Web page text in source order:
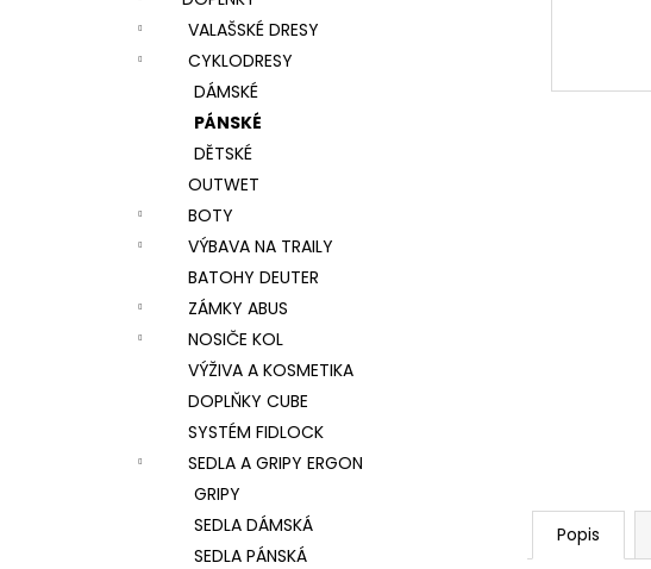
VALAŠSKÉ DRESY
CYKLODRESY
DÁMSKÉ
PÁNSKÉ
DĚTSKÉ
OUTWET
BOTY
VÝBAVA NA TRAILY
BATOHY DEUTER
ZÁMKY ABUS
NOSIČE KOL
VÝŽIVA A KOSMETIKA
DOPLŇKY CUBE
SYSTÉM FIDLOCK
SEDLA A GRIPY ERGON
GRIPY
SEDLA DÁMSKÁ
SEDLA PÁNSKÁ
Popis